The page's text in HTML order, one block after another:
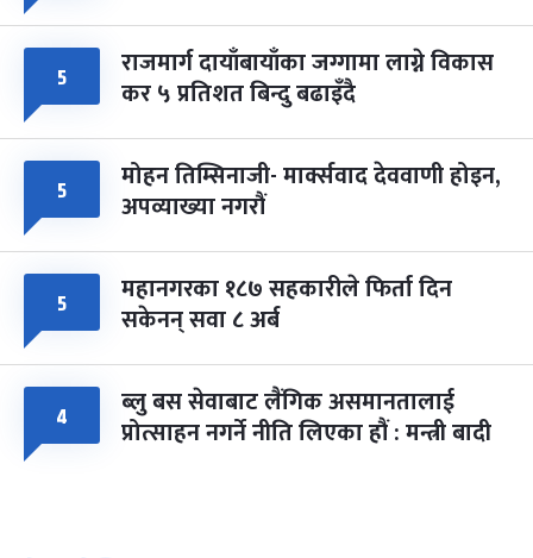
५ राजमार्ग दायाँबायाँका जग्गामा लाग्ने विकास
कर ५ प्रतिशत बिन्दु बढाइँदै
५ मोहन तिम्सिनाजी- मार्क्सवाद देववाणी होइन,
अपव्याख्या नगरौं
५ महानगरका १८७ सहकारीले फिर्ता दिन
सकेनन् सवा ८ अर्ब
४ ब्लु बस सेवाबाट लैंगिक असमानतालाई
प्रोत्साहन नगर्ने नीति लिएका हौं : मन्त्री बादी